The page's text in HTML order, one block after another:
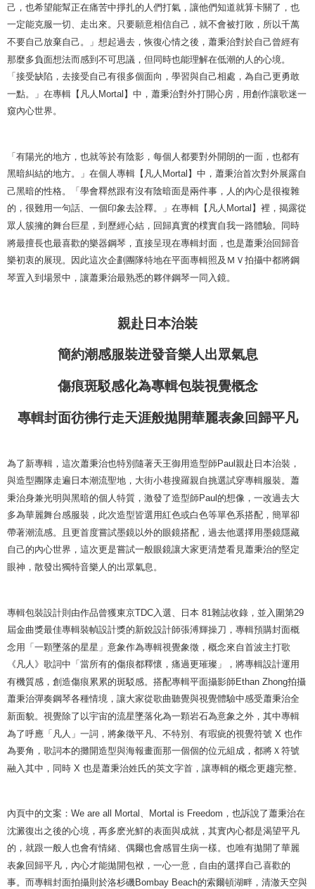
己，也希望能幫正在痛苦中掙扎的人們打氣，讓他們知道就算卡關了，也
一定能克服一切、走出來。只要願意相信自己，就不會被打敗，所以千萬
不要自己放棄自己。」想起過去，恢復心情之後，蕭秉治對於自己曾經有
那麼多負面想法而感到不可思議，但同時也能理解在低潮的人的心境。
「接受缺陷，去接受自己有很多個面向，學習與自己相處，為自己更勇敢
一點。」在專輯【凡人 Mortal】中，蕭秉治對外打開心房，用創作讓歌迷一
窺內心世界。
「有陽光的地方，也就等於有陰影，每個人都要對外開朗的一面，也都有
黑暗糾結的地方。」在個人專輯【凡人 Mortal 】中，蕭秉治首次對外展露自
己黑暗的性格。「學會釋然跟有沒有陰暗面是兩件事，人的內心是很複雜
的，很難用一句話、一個印象去詮釋。」在專輯【凡人 Mortal 】裡，揭露從
眾人簇擁的舞台巨星，到歷經心結，回歸真實的樸實自我一路體驗。同時
將最擅長也最喜歡的樂器鋼琴，直接呈現在專輯封面，也是蕭秉治回歸音
樂初衷的展現。因此這次企劃團隊特地在平面專輯照及ＭＶ拍攝中都將鋼
琴置入到場景中，讓蕭秉治最熟悉的夥伴鋼琴一同入鏡。
親赴日本治裝
簡約潮感服裝迸發音樂人出眾氣息
傷痕斑駁感化為專輯包裝視覺概念
專輯封面彷彿行走天涯般拋開華麗表象回歸平凡
為了新專輯，這次蕭秉治也特別隨著天王御用造型師Paul親赴日本治裝，
與造型團隊走遍日本潮流聖地，大街小巷搜羅親自挑選試穿專輯服裝。蕭
秉治身兼光明與黑暗的個人特質，激發了造型師Paul的想像，一改過去大
多為華麗舞台感服裝，此次造型皆選用紅色或白色等單色系搭配，簡單卻
帶著潮流感。且更首度嘗試墨鏡以外的眼鏡搭配，過去他選擇用墨鏡隱藏
自己的內心世界，這次更是嘗試一般眼鏡讓大家更清楚看見蕭秉治的堅定
眼神，散發出獨特音樂人的出眾氣息。
專輯包裝設計則由作品曾獲東京TDC 入選、日本 81雜誌收錄，並入圍第29
屆金曲獎最佳專輯裝幀設計獎的新銳設計師張溥輝操刀，專輯預購封面概
念用「一顆墜落的星星」意象作為專輯視覺象徵，概念來自首波主打歌
《凡人》歌詞中「當所有的傷痕都釋懷，痛過更璀璨」，將專輯設計運用
有機質感，創造傷痕累累的斑駁感。搭配專輯平面攝影師Ethan Zhong拍攝
蕭秉治彈奏鋼琴各種情境，讓大家從歌曲聽覺與視覺體驗中感受蕭秉治全
新面貌。視覺除了以宇宙的流星墜落化為一顆岩石為意象之外，其中專輯
為了呼應「凡人」一詞，將象徵平凡、不特別、有瑕疵的視覺符號 X 也作
為要角，歌詞本的攤開造型與海報畫面那一個個的位元組成，都將Ｘ符號
融入其中，同時 X 也是蕭秉治姓氏的英文字首，讓專輯的概念更趨完整。
內頁中的文案： We are all Mortal Mortal is Freedom ，也訴說了蕭秉治在
沈澱復出之後的心境，再多麽光鮮的表面與成就，其實內心都是渴望平凡
的，就跟一般人也會有情緒、偶爾也會感冒生病一樣。 也唯有拋開了華麗
表象回歸平凡，內心才能拋開包袱，一心一意，自由的選擇自己喜歡的
事。而專輯封面拍攝則於洛杉磯Bombay Beach的索爾頓湖畔，清澈天空與